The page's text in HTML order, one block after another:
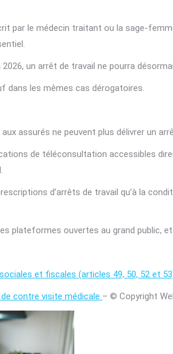
par le médecin traitant ou la sage-
un arrêt de travail ne pourra
dans les mêmes cas dérogatoires.
assurés ne peuvent plus délivrer un
de téléconsultation accessibles
d’arrêts de travail qu’à la
plateformes ouvertes au grand public,
et fiscales (articles 49, 50, 52 et
contre visite médicale – © Copyright